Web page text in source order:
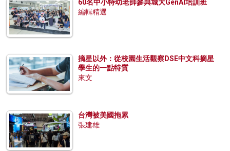
60名中小特幼老師參與城大GenAI培訓班
編輯精選
摘星以外：從校園生活觀察DSE中文科摘星
學生的一點特質
來文
台灣被美國拖累
張建雄